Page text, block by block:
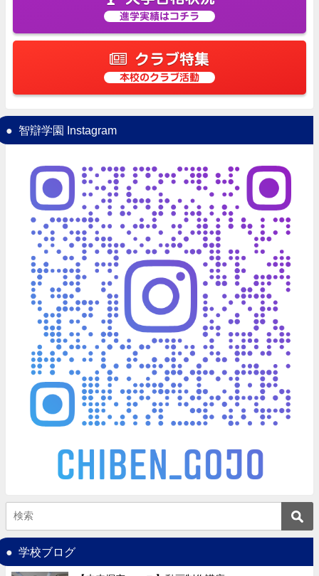
進学実績はコチラ
クラブ特集
本校のクラブ活動
智辯学園 Instagram
学校ブログ